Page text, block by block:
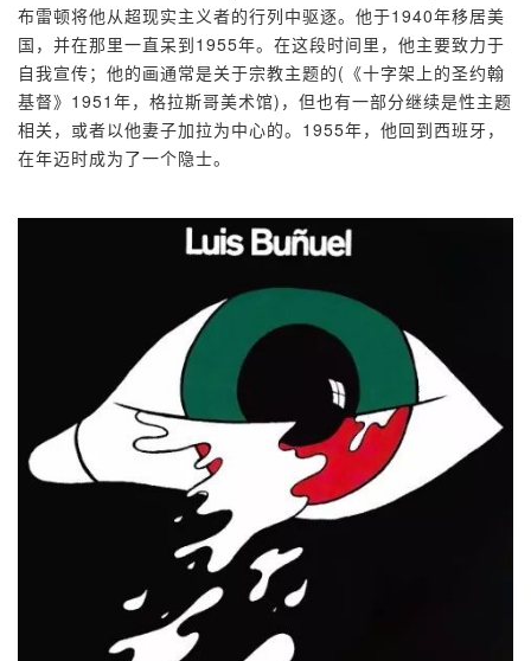
布雷顿将他从超现实主义者的行列中驱逐。他于1940年移居美
国，并在那里一直呆到1955年。在这段时间里，他主要致力于
自我宣传；他的画通常是关于宗教主题的(《十字架上的圣约翰
基督》1951年，格拉斯哥美术馆)，但也有一部分继续是性主题
相关，或者以他妻子加拉为中心的。1955年，他回到西班牙，
在年迈时成为了一个隐士。